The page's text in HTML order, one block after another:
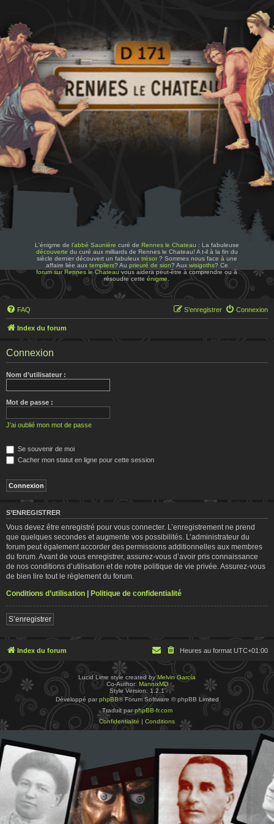
L'énigme de l'abbé Saunière curé de Rennes le Chateau : La fabuleuse
découverte du curé aux milliards de Rennes le Chateau! A t-il à la fin du
siècle dernier découvert un fabuleux trésor? Sommes nous face à une
affaire liée aux templiers? Au prieuré de sion? Aux wisigoths? Ce
forum sur Rennes le Chateauvous aidera peut-être à comprendre ou à
résoudre cetteénigme
FAQ Connexion
S’enregistrer
Index du forum
Connexion
Nom d’utilisateur :
Mot de passe :
J’ai oublié mon mot de passe
Se souvenir de moi
Cacher mon statut en ligne pour cette session
S’ENREGISTRER
Vous devez être enregistré pour vous connecter. L’enregistrement ne prend
que quelques secondes et augmente vos possibilités. L’administrateur du
forum peut également accorder des permissions additionnelles aux membres
du forum. Avant de vous enregistrer, assurez-vous d’avoir pris connaissance
de nos conditions d’utilisation et de notre politique de vie privée. Assurez-vous
de bien lire tout le règlement du forum.
Conditions d’utilisation | Politique de confidentialité
S’enregistrer
Index du forum Heures au format UTC+01:00
Lucid Lime style created byMelvin García
Co-Author: MannixMD
Style Version: 1.2.1
Développé par phpBB® Forum Software © phpBB Limited
Traduit parphpBB-fr.com
Confidentialité | Conditions